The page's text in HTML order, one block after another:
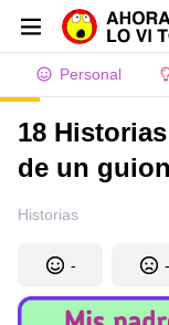
Personal
18
de un
Historias
- -